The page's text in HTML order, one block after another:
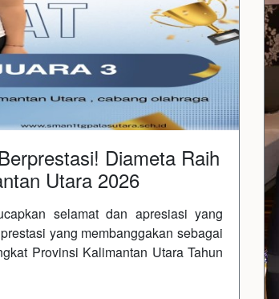
Diameta Raih
Utara 2026
selamat dan apresiasi yang
yang membanggakan sebagai
Provinsi Kalimantan Utara Tahun